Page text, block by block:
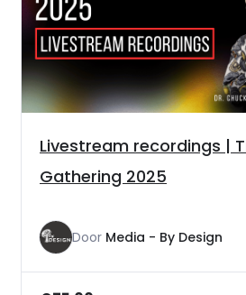
Livestream recordings |
Gathering 2025
Door Media - By Design